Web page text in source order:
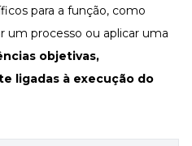
para a função, como
um processo ou aplicar uma
objetivas,
ligadas à execução do